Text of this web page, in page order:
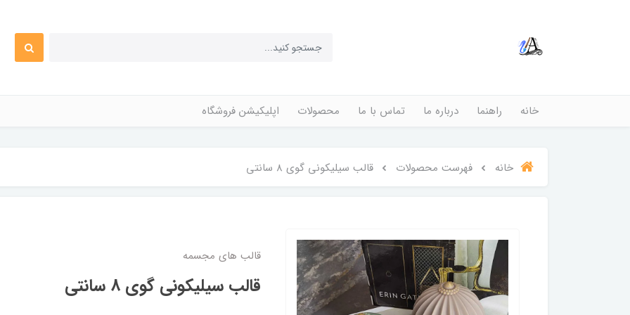
خانه راهنما درباره ما تماس با ما محصولات اپلیکیشن فروشگاه
خانه فهرست محصولات قالب سیلیکونی گوی 8 سانتی
قالب های مجسمه
قالب سیلیکونی گوی 8 سانتی